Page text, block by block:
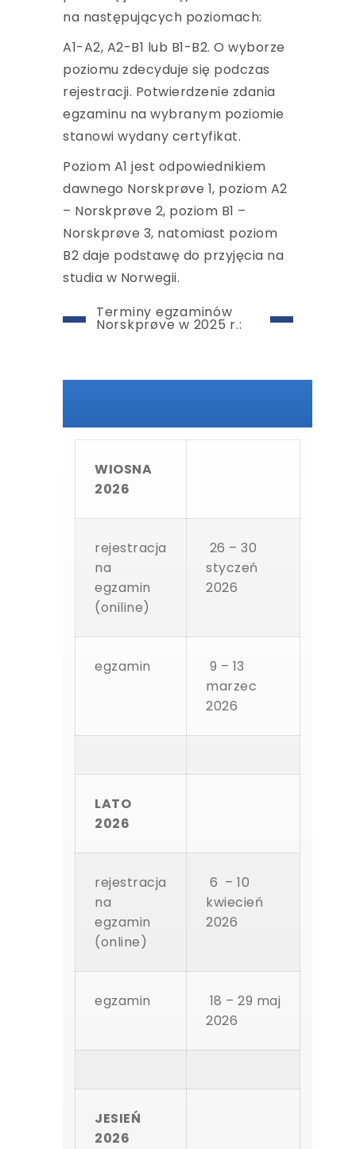
na następujących poziomach:
A1-A2, A2-B1 lub B1-B2. O wyborze
poziomu zdecyduje się podczas
rejestracji. Potwierdzenie zdania
egzaminu na wybranym poziomie
stanowi wydany certyfikat.
Poziom A1 jest odpowiednikiem
dawnego Norskprøve 1, poziom A2
– Norskprøve 2, poziom B1 –
Norskprøve 3, natomiast poziom
B2 daje podstawę do przyjęcia na
studia w Norwegii.
Terminy egzaminów
Norskprøve w 2025 r.:
WIOSNA
2026
rejestracja
na
egzamin
(oniline)
26 – 30
styczeń
2026
egzamin
9 – 13
marzec
2026
LATO
2026
rejestracja
na
egzamin
(online)
6 – 10
kwiecień
2026
egzamin
18 – 29 maj
2026
JESIEŃ
2026